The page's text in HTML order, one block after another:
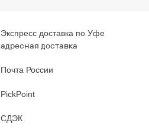
Экспресс доставка по Уфе
адресная доставка
Почта России
PickPoint
СДЭК